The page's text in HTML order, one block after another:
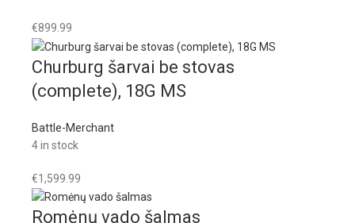
€899.99
Churburg šarvai be stovas
(complete), 18G MS
Battle-Merchant
4 in stock
€1,599.99
Romėnų vado šalmas